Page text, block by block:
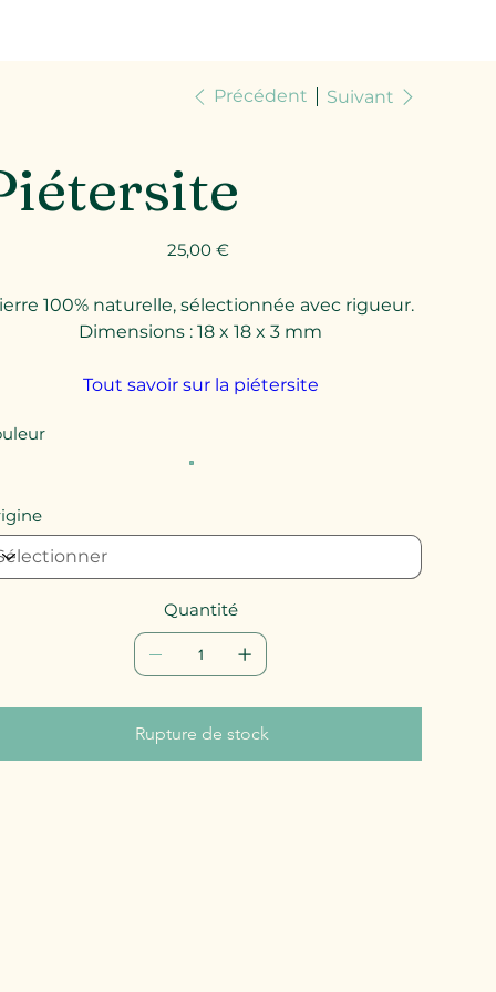
Précédent Suivant
Prix
25,00 €
100% naturelle, sélectionnée avec rigueur.
Dimensions : 18 x 18 x 3 mm
Tout savoir sur la piétersite
Quantité
Rupture de stock